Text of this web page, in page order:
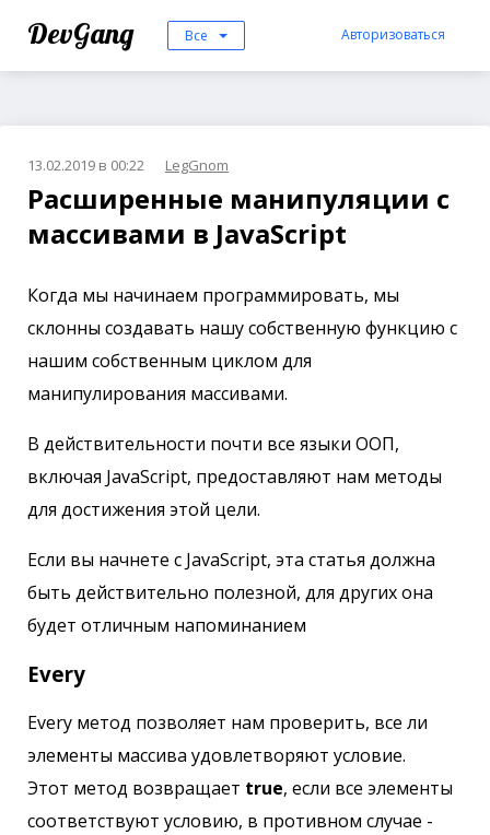
DevGang Все Авторизоваться
13.02.2019 в 00:22 LegGnom
Расширенные манипуляции с
массивами в JavaScript
Когда мы начинаем программировать, мы
склонны создавать нашу собственную функцию с
нашим собственным циклом для
манипулирования массивами.
В действительности почти все языки ООП,
включая JavaScript, предоставляют нам методы
для достижения этой цели.
Если вы начнете с JavaScript, эта статья должна
быть действительно полезной, для других она
будет отличным напоминанием
Every
Every метод позволяет нам проверить, все ли
элементы массива удовлетворяют условие.
Этот метод возвращает true, если все элементы
соответствуют условию, в противном случае -